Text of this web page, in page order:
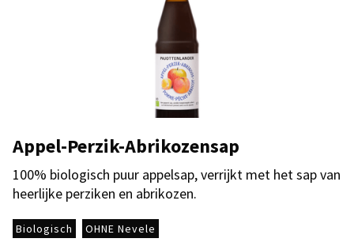
Appel-Perzik-Abrikozensap
100% biologisch puur appelsap, verrijkt met het sap van
heerlijke perziken en abrikozen.
Biologisch OHNE Nevele